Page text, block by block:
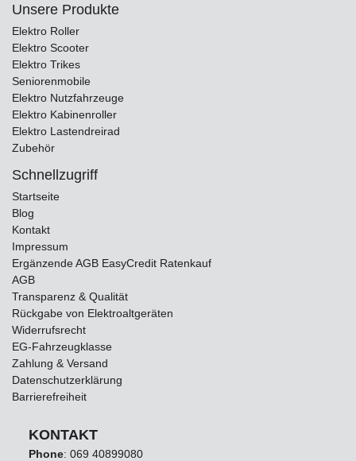
Unsere Produkte
Elektro Roller
Elektro Scooter
Elektro Trikes
Seniorenmobile
Elektro Nutzfahrzeuge
Elektro Kabinenroller
Elektro Lastendreirad
Zubehör
Schnellzugriff
Startseite
Blog
Kontakt
Impressum
Ergänzende AGB EasyCredit Ratenkauf
AGB
Transparenz & Qualität
Rückgabe von Elektroaltgeräten
Widerrufsrecht
EG-Fahrzeugklasse
Zahlung & Versand
Datenschutzerklärung
Barrierefreiheit
KONTAKT
Phone: 069 40899080